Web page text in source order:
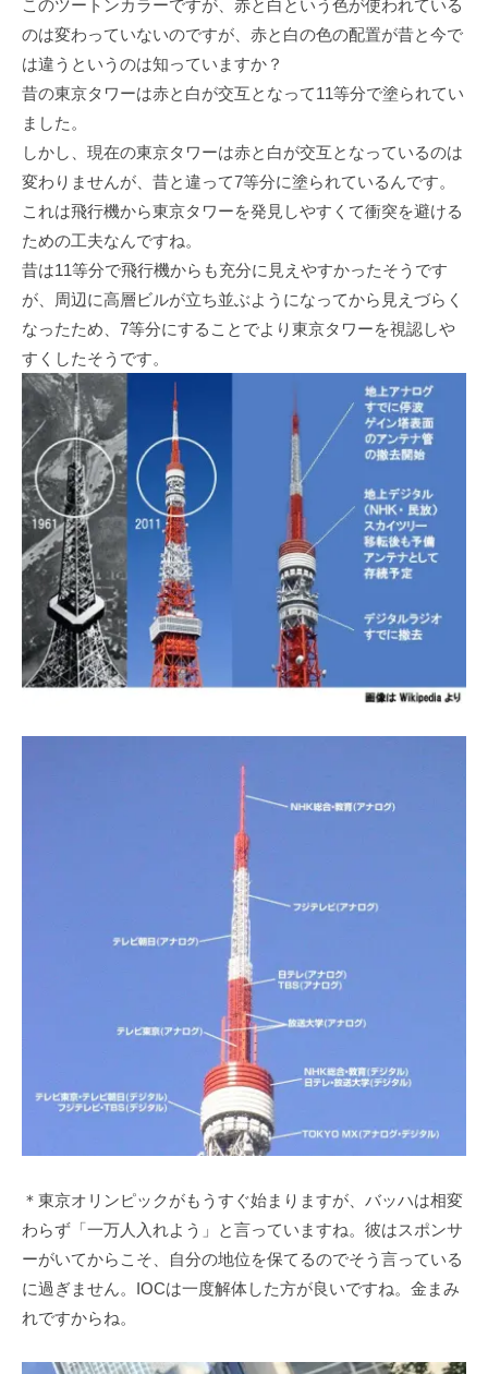
このツートンカラーですが、赤と白という色が使われている
のは変わっていないのですが、赤と白の色の配置が昔と今で
は違うというのは知っていますか？
昔の東京タワーは赤と白が交互となって11等分で塗られてい
ました。
しかし、現在の東京タワーは赤と白が交互となっているのは
変わりませんが、昔と違って7等分に塗られているんです。
これは飛行機から東京タワーを発見しやすくて衝突を避ける
ための工夫なんですね。
昔は11等分で飛行機からも充分に見えやすかったそうです
が、周辺に高層ビルが立ち並ぶようになってから見えづらく
なったため、7等分にすることでより東京タワーを視認しや
すくしたそうです。
＊東京オリンピックがもうすぐ始まりますが、バッハは相変
わらず「一万人入れよう」と言っていますね。彼はスポンサ
ーがいてからこそ、自分の地位を保てるのでそう言っている
に過ぎません。IOCは一度解体した方が良いですね。金まみ
れですからね。